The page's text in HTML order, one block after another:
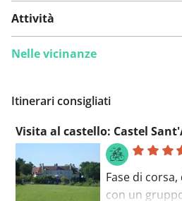
Attività
Nelle vicinanze
Itinerari consigliati
Visita al castello: Castel
Fase di
con un